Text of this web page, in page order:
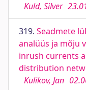
Kuld, Silver
319. Seadmete
analüüs ja mõju
inrush currents
distribution
Kulikov, Jan